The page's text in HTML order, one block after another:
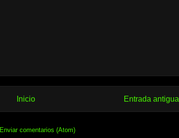
Entrada antigua
Inicio
Enviar comentarios (Atom)